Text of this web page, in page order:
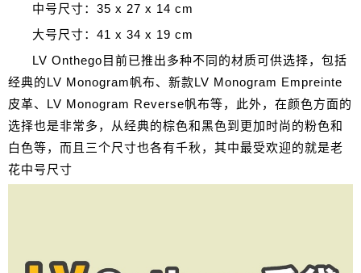
中号尺寸：35 x 27 x 14 cm
大号尺寸：41 x 34 x 19 cm
LV Onthego目前已推出多种不同的材质可供选择，包括
经典的LV Monogram帆布、新款LV Monogram Empreinte
皮革、LV Monogram Reverse帆布等，此外，在颜色方面的
选择也是非常多，从经典的棕色和黑色到更加时尚的粉色和
白色等，而且三个尺寸也各有千秋，其中最受欢迎的就是老
花中号尺寸